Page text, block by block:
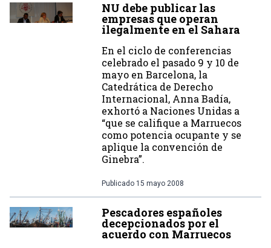
NU debe publicar las
empresas que operan
ilegalmente en el Sahara
En el ciclo de conferencias
celebrado el pasado 9 y 10 de
mayo en Barcelona, la
Catedrática de Derecho
Internacional, Anna Badía,
exhortó a Naciones Unidas a
“que se califique a Marruecos
como potencia ocupante y se
aplique la convención de
Ginebra”.
Publicado 15 mayo 2008
Pescadores españoles
decepcionados por el
acuerdo con Marruecos